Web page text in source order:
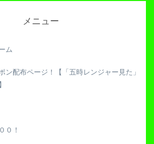
メニュー
ム
ン配布ページ！【「五時レンジャー見た」
０！